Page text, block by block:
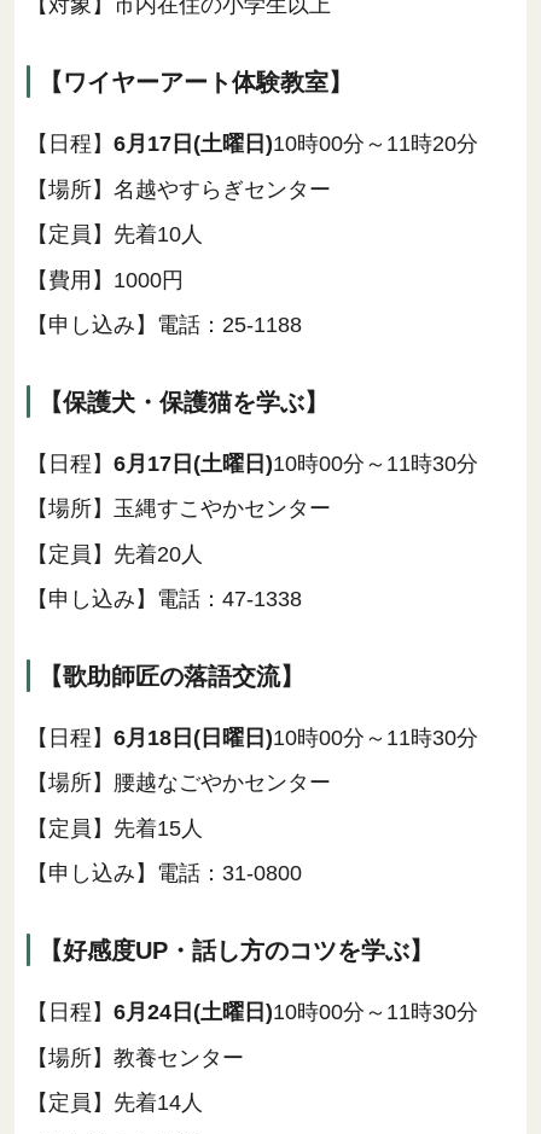
【対象】市内在住の小学生以上
【ワイヤーアート体験教室】
【日程】 6月17日(土曜日)10時00分～11時20分
【場所】名越やすらぎセンター
【定員】先着10人
【費用】1000円
【申し込み】電話：25-1188
【保護犬・保護猫を学ぶ】
【日程】 6月17日(土曜日)10時00分～11時30分
【場所】玉縄すこやかセンター
【定員】先着20人
【申し込み】電話：47-1338
【歌助師匠の落語交流】
【日程】 6月18日(日曜日)10時00分～11時30分
【場所】腰越なごやかセンター
【定員】先着15人
【申し込み】電話：31-0800
【好感度UP・話し方のコツを学ぶ】
【日程】 6月24日(土曜日)10時00分～11時30分
【場所】教養センター
【定員】先着14人